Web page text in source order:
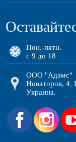
Пон.-пятн.
с 9 до 18
ООО "Адамс"
Новаторов, 4 ,
Украина
.